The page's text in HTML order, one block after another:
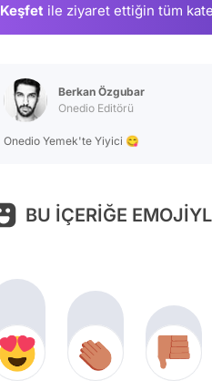
Keşfet ile ziyaret ettiğin tüm
Berkan Özgubar
Onedio Editörü
Onedio Yemek'te Yiyici 😋
BU İÇERİĞE